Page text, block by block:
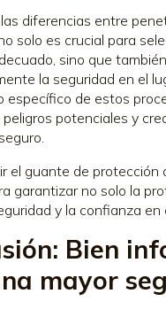
diferencias entre
solo es crucial para
sino que
la seguridad en el
específico de estos
peligros potenciales y
el guante de protección
garantizar no solo la
y la confianza en
Bien
mayor